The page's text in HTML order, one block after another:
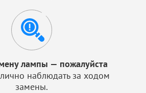
лампы — пожалуйста
наблюдать за ходом
замены.